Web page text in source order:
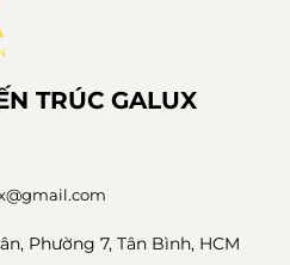
TRÚC GALUX
Phường 7, Tân Bình, HCM